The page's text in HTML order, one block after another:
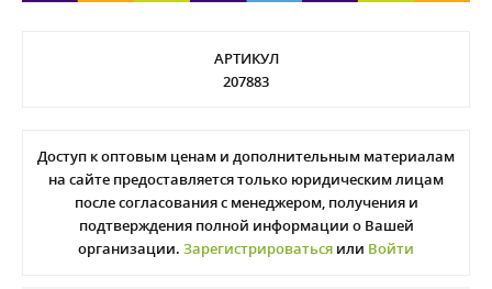
АРТИКУЛ
207883
Доступ к оптовым ценам и дополнительным материалам
на сайте предоставляется только юридическим лицам
после согласования с менеджером, получения и
подтверждения полной информации о Вашей
организации. Зарегистрироваться или Войти